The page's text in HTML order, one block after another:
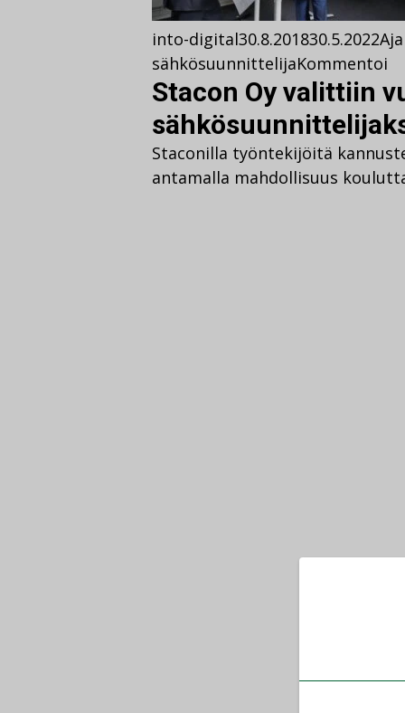
into-digital30.8.201830.5.2022
sähkösuunnittelijaKommentoi
Stacon Oy valittiin
Staconilla työntekijöitä
antamalla mahdollisuus